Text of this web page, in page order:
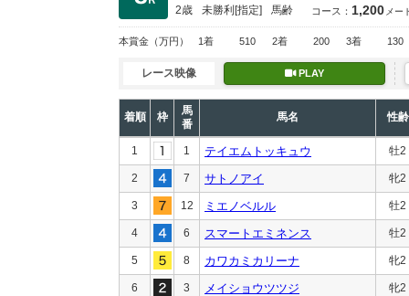
2歳 未勝利[指定] 馬齢 コース： 1,200 メー
本賞金 （万円） 1着 510 2着 200 3着 130
レース映像 PLAY
着順 枠
馬
番
馬名 性齢
1 1 テイエムトッキュウ 牡2
2 7 サトノアイ 牝2
3 12 ミエノベルル 牡2
4 6 スマートエミネンス 牡2
5 8 カワカミカリーナ 牝2
6 3 メイショウツツジ 牝2